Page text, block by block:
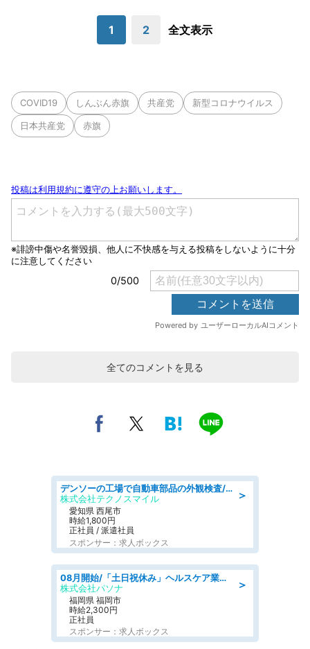
1 2 全文表示
COVID19 しんぶん赤旗 共産党 新型コロナウイルス
日本共産党 赤旗
全てのコメントを見る
＞
デンソーの工場で自動車部品の外観検査/denso aichi
株式会社テクノスマイル
愛知県 西尾市
時給1,800円
正社員 / 派遣社員
スポンサー：求人ボックス
＞
08月開始/「土日祝休み」ヘルスケア業界の産業保健師/高時給/未経験OK/要資格:保健師、正看護師
株式会社パソナ
福岡県 福岡市
時給2,300円
正社員
スポンサー：求人ボックス